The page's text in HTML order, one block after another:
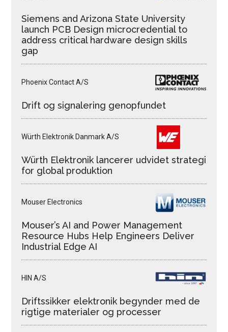
Siemens and Arizona State University
launch PCB Design microcredential to
address critical hardware design skills
gap
Phoenix Contact A/S
Drift og signalering genopfundet
Würth Elektronik Danmark A/S
Würth Elektronik lancerer udvidet strategi
for global produktion
Mouser Electronics
Mouser’s AI and Power Management
Resource Hubs Help Engineers Deliver
Industrial Edge AI
HIN A/S
Driftssikker elektronik begynder med de
rigtige materialer og processer